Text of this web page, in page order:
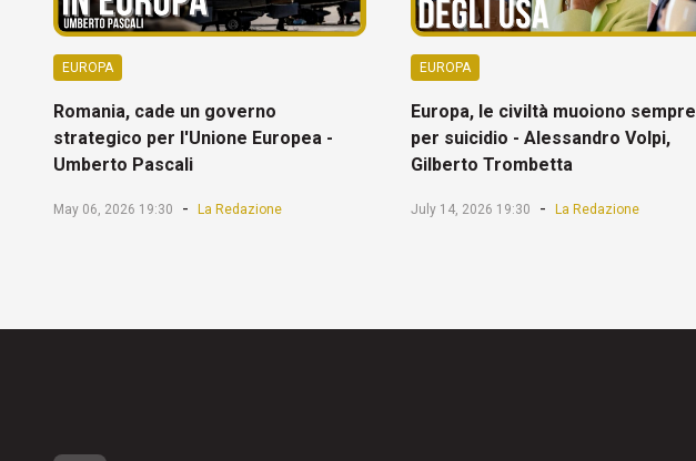
EUROPA
Romania, cade un governo
strategico per l'Unione Europea -
Umberto Pascali
May 06, 2026 19:30 - La Redazione
EUROPA
Europa, le civiltà muoiono sempre
per suicidio - Alessandro Volpi,
Gilberto Trombetta
July 14, 2026 19:30 - La Redazione